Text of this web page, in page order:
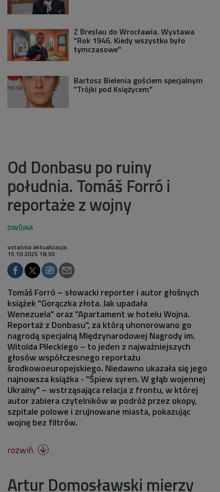
Z Breslau do Wrocławia. Wystawa
"Rok 1946. Kiedy wszystko było
tymczasowe"
Bartosz Bielenia gościem specjalnym
"Trójki pod Księżycem"
Od Donbasu po ruiny
południa. Tomáš Forró i
reportaże z wojny
ostatnia aktualizacja:
15.10.2025 18:30
Tomáš Forró – słowacki reporter i autor głośnych
książek "Gorączka złota. Jak upadała
Wenezuela" oraz "Apartament w hotelu Wojna.
Reportaż z Donbasu", za którą uhonorowano go
nagrodą specjalną Międzynarodowej Nagrody im.
Witolda Pileckiego – to jeden z najważniejszych
głosów współczesnego reportażu
środkowoeuropejskiego. Niedawno ukazała się jego
najnowsza książka - "Śpiew syren. W głąb wojennej
Ukrainy" – wstrząsająca relacja z frontu, w której
autor zabiera czytelników w podróż przez okopy,
szpitale polowe i zrujnowane miasta, pokazując
wojnę bez filtrów.
rozwiń 
Artur Domosławski mierzy